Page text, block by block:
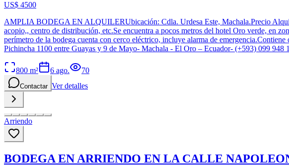
US$ 4500
AMPLIA BODEGA EN ALQUILERUbicación: Cdla. Urdesa Este, Machala.Precio
acopio,, centro de distribución, etc.Se encuentra a pocos metros del hotel Oro verde, en
perímetro de la bodega cuenta con cerco eléctrico, incluye alarma de
Pichincha 1100 entre Guayas y 9 de Mayo- Machala - El Oro – Ecuador- (+593) 099 948
800 m² 6 ago. 70
Contactar Ver detalles
Arriendo
BODEGA EN ARRIENDO EN LA CALLE